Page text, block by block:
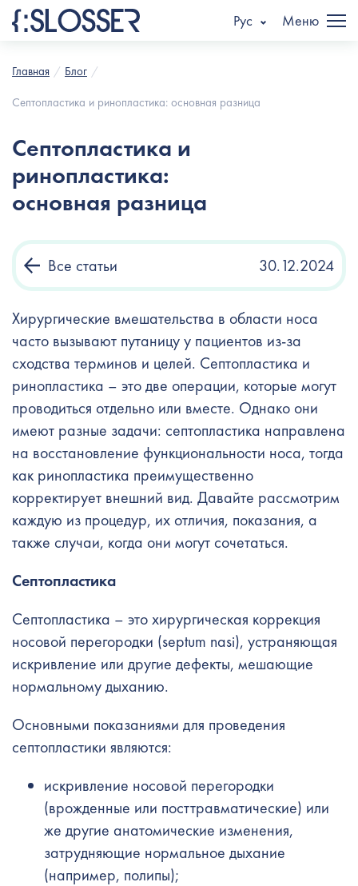
Рус Меню
Главная
Блог
Септопластика и ринопластика: основная разница
Септопластика и
ринопластика:
основная разница
Все статьи 30.12.2024
Хирургические вмешательства в области носа
часто вызывают путаницу у пациентов из-за
сходства терминов и целей. Септопластика и
ринопластика – это две операции, которые могут
проводиться отдельно или вместе. Однако они
имеют разные задачи: септопластика направлена
​​на восстановление функциональности носа, тогда
как ринопластика преимущественно
корректирует внешний вид. Давайте рассмотрим
каждую из процедур, их отличия, показания, а
также случаи, когда они могут сочетаться.
Септопластика
Септопластика – это хирургическая коррекция
носовой перегородки (septum nasi), устраняющая
искривление или другие дефекты, мешающие
нормальному дыханию.
Основными показаниями для проведения
септопластики являются:
искривление носовой перегородки
(врожденные или посттравматические) или
же другие анатомические изменения,
затрудняющие нормальное дыхание
(например, полипы);